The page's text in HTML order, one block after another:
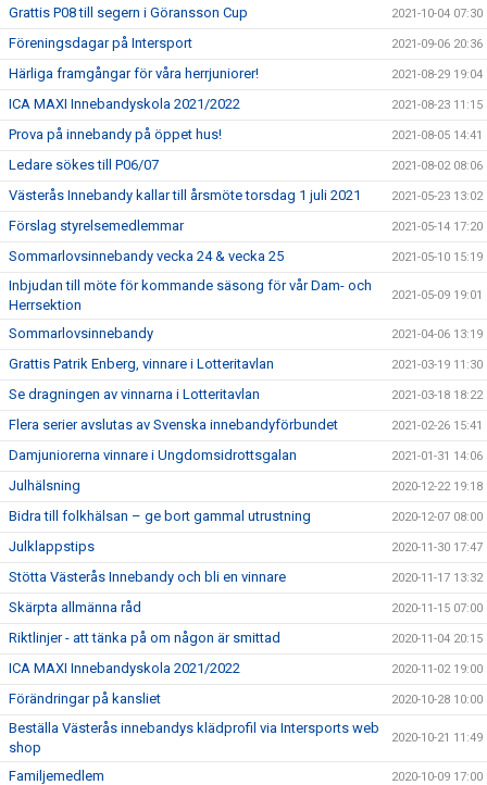
Grattis P08 till segern i Göransson Cup 2021-10-04 07:30
Föreningsdagar på Intersport 2021-09-06 20:36
Härliga framgångar för våra herrjuniorer! 2021-08-29 19:04
ICA MAXI Innebandyskola 2021/2022 2021-08-23 11:15
Prova på innebandy på öppet hus! 2021-08-05 14:41
Ledare sökes till P06/07 2021-08-02 08:06
Västerås Innebandy kallar till årsmöte torsdag 1 juli 2021 2021-05-23 13:02
Förslag styrelsemedlemmar 2021-05-14 17:20
Sommarlovsinnebandy vecka 24 & vecka 25 2021-05-10 15:19
Inbjudan till möte för kommande säsong för vår Dam- och
Herrsektion
2021-05-09 19:01
Sommarlovsinnebandy 2021-04-06 13:19
Grattis Patrik Enberg, vinnare i Lotteritavlan 2021-03-19 11:30
Se dragningen av vinnarna i Lotteritavlan 2021-03-18 18:22
Flera serier avslutas av Svenska innebandyförbundet 2021-02-26 15:41
Damjuniorerna vinnare i Ungdomsidrottsgalan 2021-01-31 14:06
Julhälsning 2020-12-22 19:18
Bidra till folkhälsan – ge bort gammal utrustning 2020-12-07 08:00
Julklappstips 2020-11-30 17:47
Stötta Västerås Innebandy och bli en vinnare 2020-11-17 13:32
Skärpta allmänna råd 2020-11-15 07:00
Riktlinjer - att tänka på om någon är smittad 2020-11-04 20:15
ICA MAXI Innebandyskola 2021/2022 2020-11-02 19:00
Förändringar på kansliet 2020-10-28 10:00
Beställa Västerås innebandys klädprofil via Intersports web
shop
2020-10-21 11:49
Familjemedlem 2020-10-09 17:00